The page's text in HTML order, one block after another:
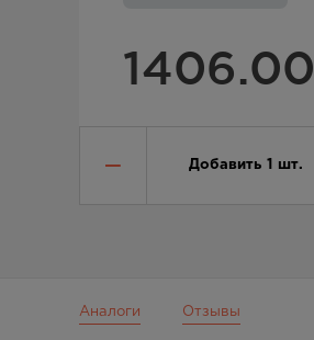
1406.00
Добавить 1 шт.
Аналоги Отзывы